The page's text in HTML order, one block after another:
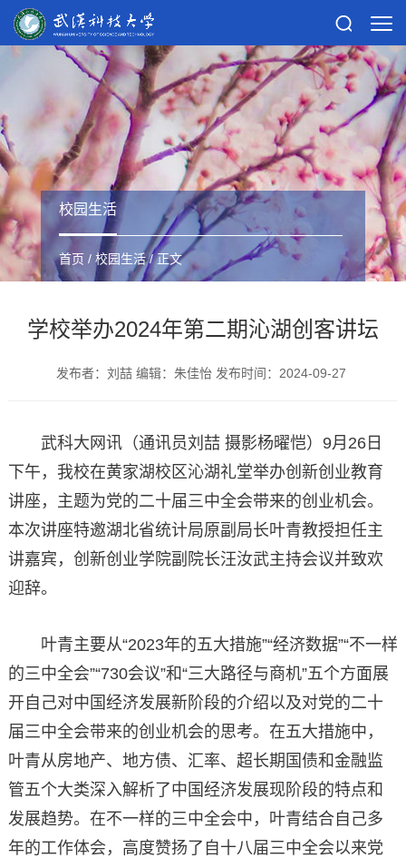
校园生活
首页 / 校园生活/ 正文
学校举办2024年第二期沁湖创客讲坛
发布者：刘喆 编辑：朱佳怡 发布时间：2024-09-27
武科大网讯（通讯员刘喆 摄影杨曜恺）9月26日
下午，我校在黄家湖校区沁湖礼堂举办创新创业教育
讲座，主题为党的二十届三中全会带来的创业机会。
本次讲座特邀湖北省统计局原副局长叶青教授担任主
讲嘉宾，创新创业学院副院长汪汝武主持会议并致欢
迎辞。
叶青主要从“2023年的五大措施”“经济数据”“不一样
的三中全会”“730会议”和“三大路径与商机”五个方面展
开自己对中国经济发展新阶段的介绍以及对党的二十
届三中全会带来的创业机会的思考。在五大措施中，
叶青从房地产、地方债、汇率、超长期国债和金融监
管五个大类深入解析了中国经济发展现阶段的特点和
发展趋势。在不一样的三中全会中，叶青结合自己多
年的工作体会，高度赞扬了自十八届三中全会以来党